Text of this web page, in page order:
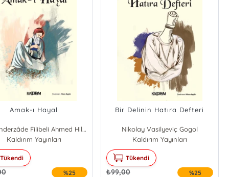
Amak-ı Hayal
Şehbenderzâde Filibeli Ahmed Hilmi
Kaldırım Yayınları
Tükendi
%25
Bir Delinin Hatıra Defteri
Nikolay Vasilyeviç Gogol
Kaldırım Yayınları
Tükendi
₺99,00 %25